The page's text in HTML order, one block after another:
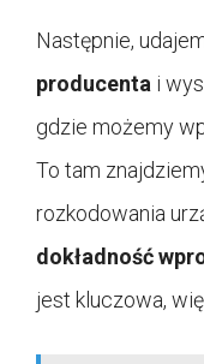
Następnie,
producenta i
gdzie możemy
To tam
rozkodowania
dokładność
jest kluczowa,